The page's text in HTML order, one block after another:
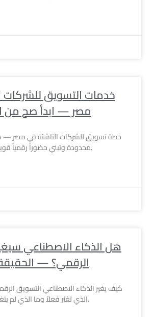
خدمات التسويق للشركات
مصر — ابدأ صح من
خطة تسويق للشركات الناشئة في مصر —
محدودة وتبني حضوراً رقمياً قوياً من اليوم الأول.
هل الذكاء الاصطناعي
الرقمي؟ — الحقيقة
الذي تغيّر فعلاً وما الذي لم يتغير وكيف تستفيد.